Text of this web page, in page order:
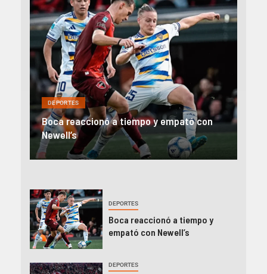
DEPORTES
Los hinchas de River estallaron tras una
nueva derrota y pidieron por Ramón Díaz
DEPORTES
Boca reaccionó a tiempo y
empató con Newell’s
DEPORTES